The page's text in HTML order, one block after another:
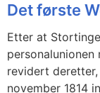
Det første
Etter at
revidert deretter,
november 1814